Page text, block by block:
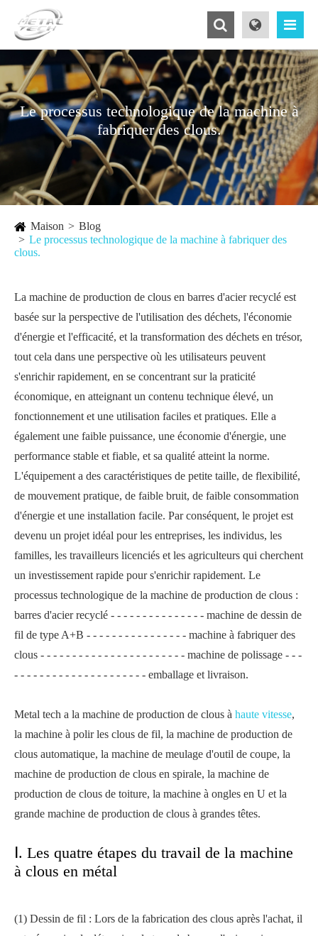
Le processus technologique de la machine à
fabriquer des clous.
Maison
Blog
Le processus technologique de la machine à fabriquer des
clous.
La machine de production de clous en barres d'acier recyclé est
basée sur la perspective de l'utilisation des déchets, l'économie
d'énergie et l'efficacité, et la transformation des déchets en trésor,
tout cela dans une perspective où les utilisateurs peuvent
s'enrichir rapidement, en se concentrant sur la praticité
économique, en atteignant un contenu technique élevé, un
fonctionnement et une utilisation faciles et pratiques. Elle a
également une faible puissance, une économie d'énergie, une
performance stable et fiable, et sa qualité atteint la norme.
L'équipement a des caractéristiques de petite taille, de flexibilité,
de mouvement pratique, de faible bruit, de faible consommation
d'énergie et une installation facile. Par conséquent, le projet est
devenu un projet idéal pour les entreprises, les individus, les
familles, les travailleurs licenciés et les agriculteurs qui cherchent
un investissement rapide pour s'enrichir rapidement. Le
processus technologique de la machine de production de clous :
barres d'acier recyclé - - - - - - - - - - - - - - - machine de dessin de
fil de type A+B - - - - - - - - - - - - - - - - machine à fabriquer des
clous - - - - - - - - - - - - - - - - - - - - - - - machine de polissage - - -
- - - - - - - - - - - - - - - - - - - - - emballage et livraison.
Metal tech a la machine de production de clous à haute vitesse,
la machine à polir les clous de fil, la machine de production de
clous automatique, la machine de meulage d'outil de coupe, la
machine de production de clous en spirale, la machine de
production de clous de toiture, la machine à ongles en U et la
grande machine de production de clous à grandes têtes.
Ⅰ. Les quatre étapes du travail de la machine
à clous en métal
(1) Dessin de fil : Lors de la fabrication des clous après l'achat, il